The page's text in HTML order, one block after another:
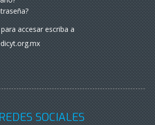
accesar escriba a
SOCIALES